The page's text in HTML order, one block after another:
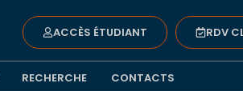
ACCÈS ÉTUDIANT RDV
RECHERCHE CONTACTS